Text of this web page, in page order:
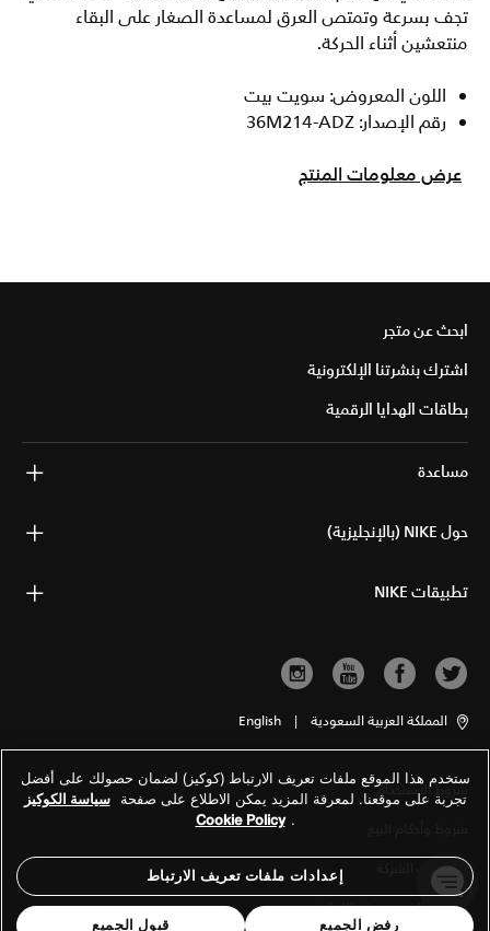
تجف بسرعة وتمتص العرق لمساعدة الصغار على البقاء
منتعشين أثناء الحركة.
اللون المعروض: سويت بيت
رقم الإصدار: 36M214-ADZ
عرض معلومات المنتج
ابحث عن متجر
اشترك بنشرتنا الإلكترونية
بطاقات الهدايا الرقمية
مساعدة
حول NIKE (بالإنجليزية)
تطبيقات NIKE
المملكة العربية السعودية |
English
شروط الاستخدام
معلومات الشركة
سياسة الخصوصية والكوكيز
ستخدم هذا الموقع ملفات تعريف الارتباط (كوكيز) لضمان حصولك على أفضل
تجربة على موقعنا. لمعرفة المزيد يمكن الاطلاع على صفحة سياسة الكوكيز
.
Cookie Policy
إعدادات ملفات تعريف الارتباط
رفض الجميع قبول الجميع